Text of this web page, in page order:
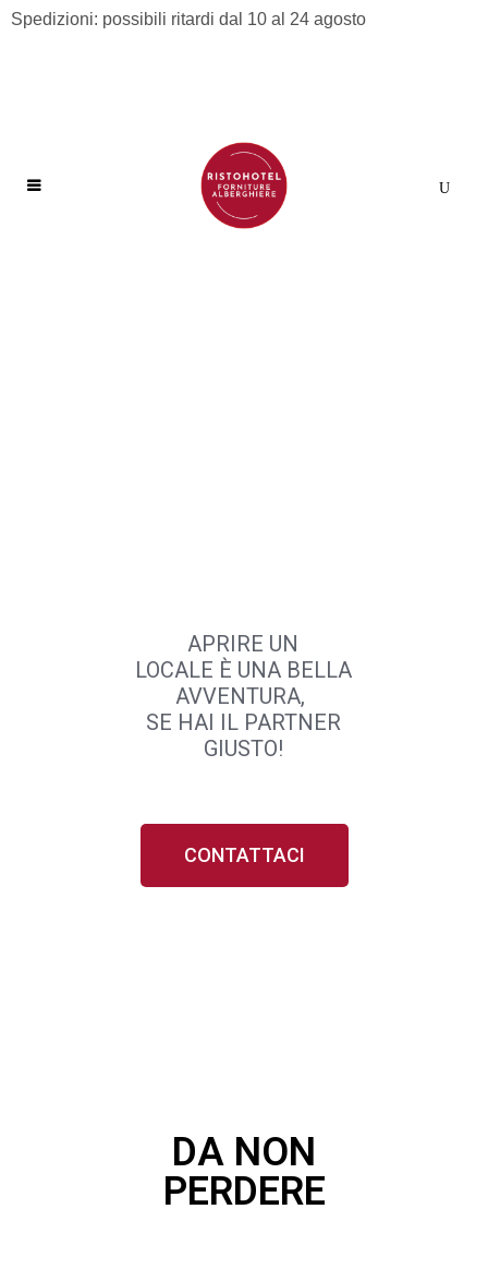
Spedizioni: possibili ritardi dal 10 al 24 agosto
APRIRE UN
LOCALE È UNA BELLA
AVVENTURA,
SE HAI IL PARTNER
GIUSTO!
CONTATTACI
DA NON
PERDERE